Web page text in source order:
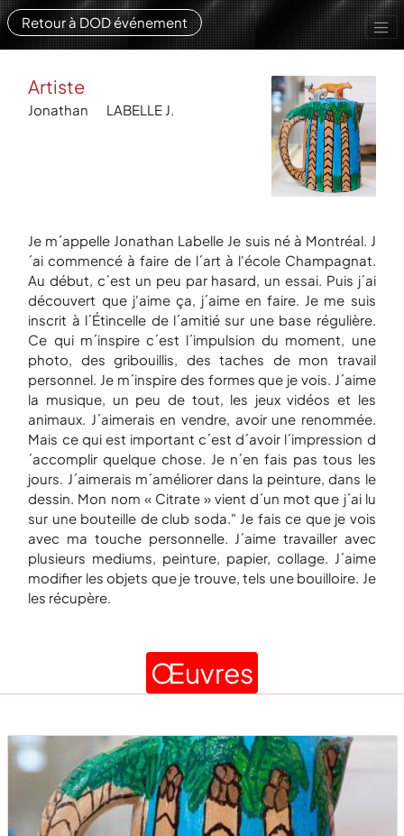
Retour à DOD événement
Artiste
Jonathan LABELLE J.
Je m´appelle Jonathan Labelle Je suis né à Montréal. J
´ai commencé à faire de l´art à l'école Champagnat.
Au début, c´est un peu par hasard, un essai. Puis j´ai
découvert que j'aime ça, j´aime en faire. Je me suis
inscrit à l´Étincelle de l´amitié sur une base régulière.
Ce qui m´inspire c´est l´impulsion du moment, une
photo, des gribouillis, des taches de mon travail
personnel. Je m´inspire des formes que je vois. J´aime
la musique, un peu de tout, les jeux vidéos et les
animaux. J´aimerais en vendre, avoir une renommée.
Mais ce qui est important c´est d´avoir l´impression d
´accomplir quelque chose. Je n´en fais pas tous les
jours. J´aimerais m´améliorer dans la peinture, dans le
dessin. Mon nom « Citrate » vient d´un mot que j´ai lu
sur une bouteille de club soda." Je fais ce que je vois
avec ma touche personnelle. J´aime travailler avec
plusieurs mediums, peinture, papier, collage. J´aime
modifier les objets que je trouve, tels une bouilloire. Je
les récupère.
Œuvres